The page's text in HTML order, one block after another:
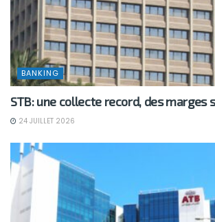
BANKING
STB: une collecte record, des marges
24 JUILLET 2026